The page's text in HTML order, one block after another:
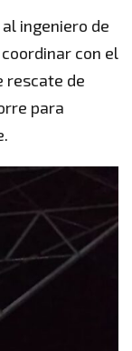
ingeniero de
con el
rescate de
para